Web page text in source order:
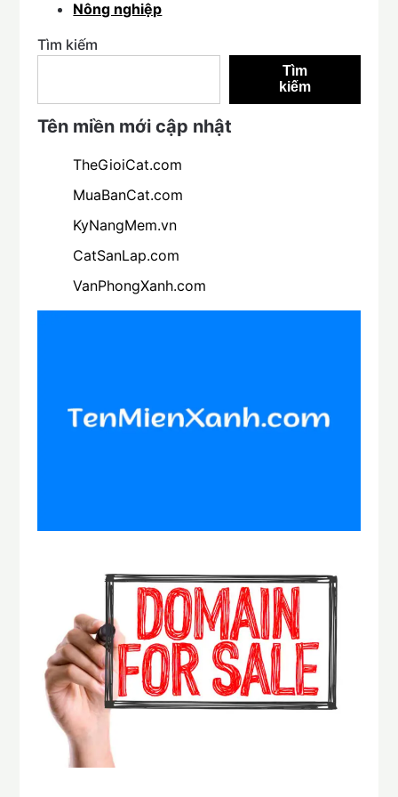
Nông nghiệp
Tìm kiếm
Tìm
kiếm
Tên miền mới cập nhật
TheGioiCat.com
MuaBanCat.com
KyNangMem.vn
CatSanLap.com
VanPhongXanh.com